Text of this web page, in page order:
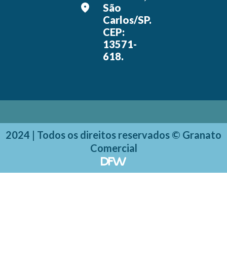
São
Carlos/SP.
CEP:
13571-
618.
2024 | Todos os direitos reservados © Granato
Comercial